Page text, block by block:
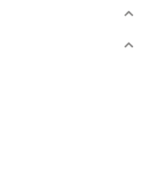
elbiselerle ideal
pürüzsüz